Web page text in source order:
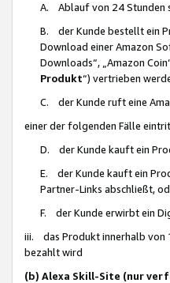
A. Ablauf von 24 Stunden
B. der Kunde bestellt ein
Download einer Amazon
Downloads“, „Amazon
Produkt“) vertrieben
C. der Kunde ruft eine
einer der folgenden Fälle
D. der Kunde kauft ein
E. der Kunde kauft ein
Partner-Links abschließt,
F. der Kunde erwirbt ein
iii. das Produkt innerhalb von
bezahlt wird
(b) Alexa Skill-Site (nur